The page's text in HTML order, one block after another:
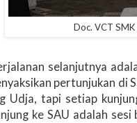
Doc. VCT
selanjutnya
pertunjukan di
Udja, tapi setiap
ke SAU adalah